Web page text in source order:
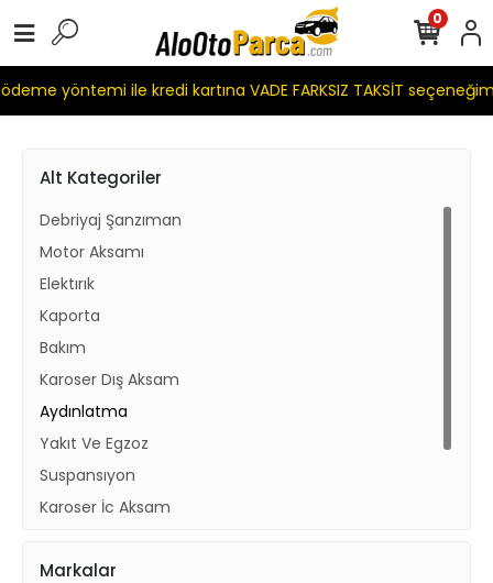
yöntemi ile kredi kartına VADE FARKSIZ TAKSİT
0
Alt Kategoriler
Debriyaj Şanzıman
Motor Aksamı
Elektırık
Kaporta
Bakım
Karoser Dış Aksam
Aydınlatma
Yakıt Ve Egzoz
Suspansıyon
Karoser İc Aksam
Fren Aksamı
Markalar